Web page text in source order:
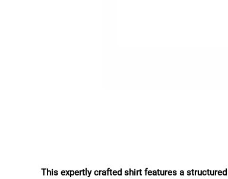
This expertly crafted shirt features a